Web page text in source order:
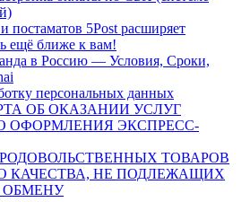
постаматов 5Post расширяет
ещё ближе к вам!
в Россию — Условия, Сроки,
персональных данных
ОБ ОКАЗАНИИ УСЛУГ
ОФОРМЛЕНИЯ ЭКСПРЕСС-
ТОВАРОВ
КАЧЕСТВА, НЕ ПОДЛЕЖАЩИХ
ОБМЕНУ